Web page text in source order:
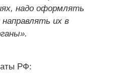
надо оформлять
их в
РФ: